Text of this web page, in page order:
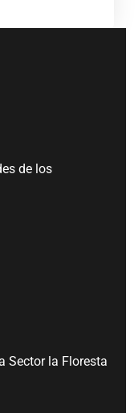
de los
Sector la Floresta